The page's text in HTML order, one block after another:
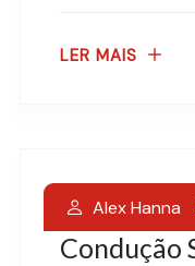
LER MAIS
Uma
Condução
Alex Hanna